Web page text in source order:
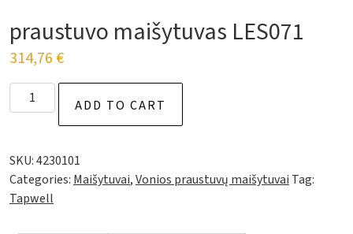
praustuvo maišytuvas LES071
314,76€
Vonios praustuvo maišytuvas LES071 quantity
ADD TO CART
SKU:4230101
Categories: Maišytuvai,Vonios praustuvų maišytuvai Tag:
Tapwell